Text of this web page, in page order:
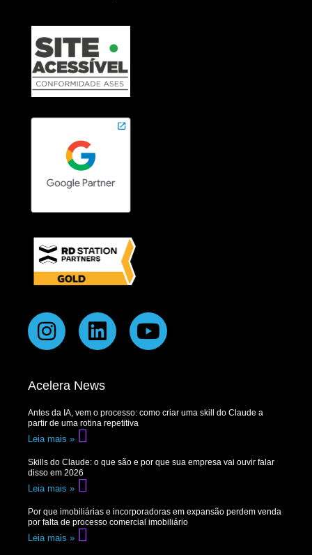
Acelera News
Antes da IA, vem o processo: como criar uma skill do Claude a
partir de uma rotina repetitiva
Leia mais »
Skills do Claude: o que são e por que sua empresa vai ouvir falar
disso em 2026
Leia mais »
Por que imobiliárias e incorporadoras em expansão perdem venda
por falta de processo comercial imobiliário
Leia mais »